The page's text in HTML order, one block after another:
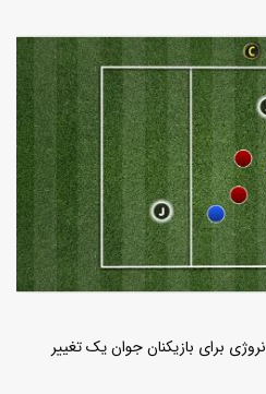
ساخت موتورهای هوازی: چرا 4×4 نروژی برای بازیکنان جوان یک تغییر